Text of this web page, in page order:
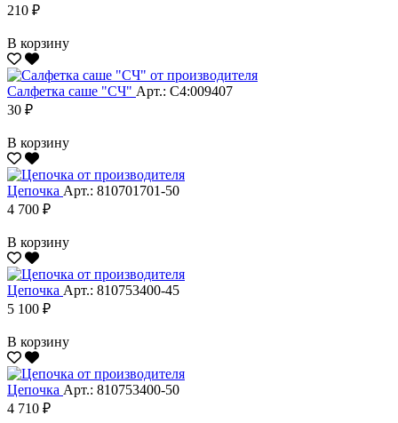
210 ₽
В корзину
Салфетка саше "CЧ" Арт.: С4:009407
30 ₽
В корзину
Цепочка Арт.: 810701701-50
4 700 ₽
В корзину
Цепочка Арт.: 810753400-45
5 100 ₽
В корзину
Цепочка Арт.: 810753400-50
4 710 ₽